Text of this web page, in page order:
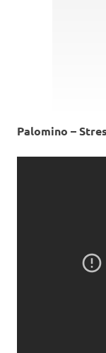
Palomino –